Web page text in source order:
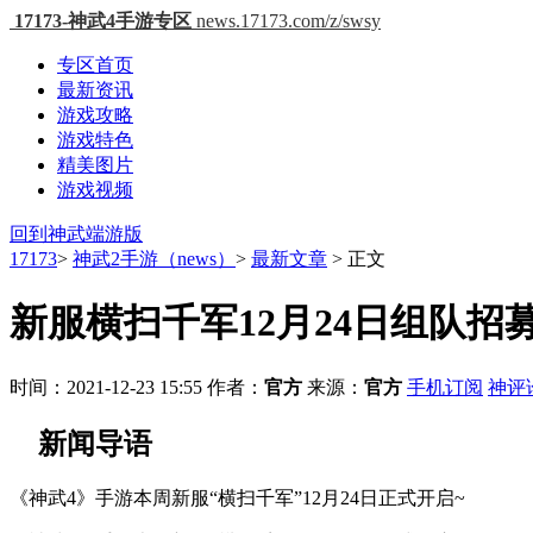
17173-神武4手游专区 news.17173.com/z/swsy
专区首页
最新资讯
游戏攻略
游戏特色
精美图片
游戏视频
回到神武端游版
17173> 神武2手游（news） > 最新文章 > 正文
新服横扫千军12月24日组队招
时间：2021-12-23 15:55 作者： 官方 来源： 官方 手机订阅 神评
新闻导语
《神武4》手游本周新服“横扫千军”12月24日正式开启~